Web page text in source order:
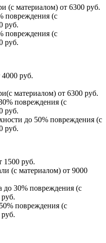
(с материалом) от 6300 руб.
повреждения (с
руб.
повреждения (с
руб.
руб.
материалом) от 6300 руб.
повреждения (с
руб.
до 50% повреждения (с
руб.
1500 руб.
(с материалом) от 9000
30% повреждения (с
повреждения (с